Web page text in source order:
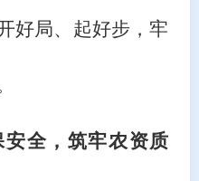
好局、起好步，牢
全，筑牢农资质